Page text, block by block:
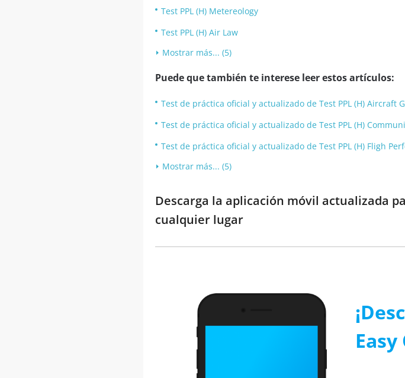
Test PPL (H) Metereology
Test PPL (H) Air Law
Mostrar más... (5)
Puede que también te interese leer estos artículos:
Test de práctica oficial y actualizado de Test PPL (H) Aircraft
Test de práctica oficial y actualizado de Test PPL (H)
Test de práctica oficial y actualizado de Test PPL (H) Fligh
Mostrar más... (5)
Descarga la aplicación móvil actualizada
cualquier lugar